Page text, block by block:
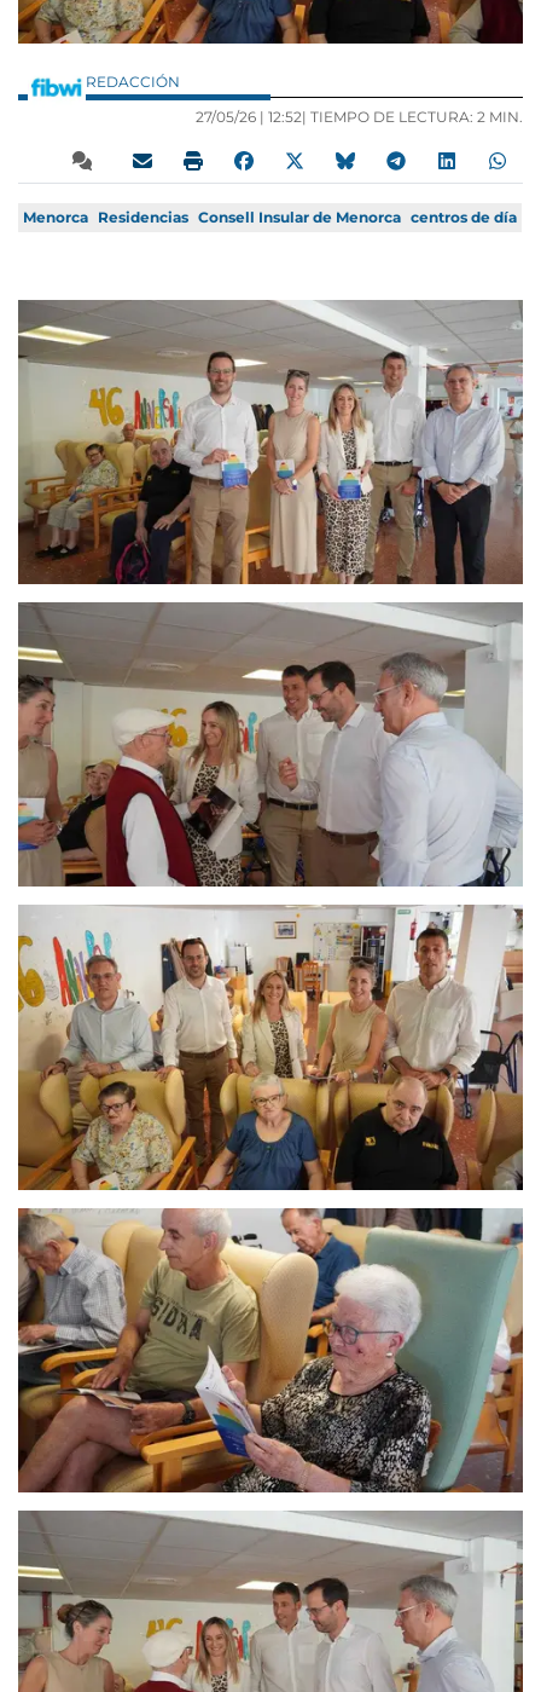
REDACCIÓN
27/05/26 | 12:52| TIEMPO DE LECTURA: 2 MIN.
Menorca Residencias Consell Insular de Menorca centros de día